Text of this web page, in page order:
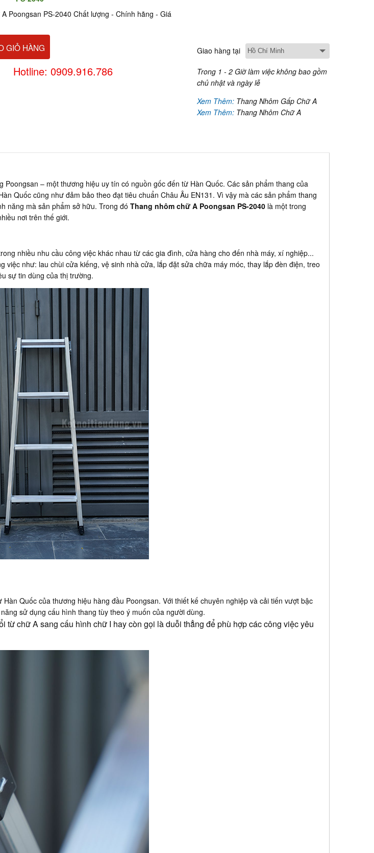
Poongsan PS-2040 Chất lượng - Chính hãng - Giá
GIỎ HÀNG
Hotline: 0909.916.786
Giao hàng tại
Trong 1 - 2 Giờ làm việc không bao gồm
chủ nhật và ngày lễ
Xem Thêm: Thang Nhôm Gấp Chữ A
Xem Thêm: Thang Nhôm Chữ A
Poongsan – một thương hiệu uy tín có nguồn gốc đến từ Hàn Quốc. Các sản phẩm thang của
Quốc cũng như đảm bảo theo đạt tiêu chuẩn Châu Âu EN131. Vì vậy mà các sản phẩm thang
năng mà sản phẩm sở hữu. Trong đó Thang nhôm chữ A Poongsan PS-2040 là một trong
nơi trên thế giới.
nhiều nhu cầu công việc khác nhau từ các gia đình, cửa hàng cho đến nhà máy, xí nghiệp...
như: lau chùi cửa kiếng, vệ sinh nhà cửa, lắp đặt sửa chữa máy móc, thay lắp đèn điện, treo
sự tin dùng của thị trường.
Quốc của thương hiệu hàng đầu Poongsan. Với thiết kế chuyên nghiệp và cải tiến vượt bậc
sử dụng cấu hình thang tùy theo ý muốn của người dùng.
chữ A sang cấu hình chữ I hay còn gọi là duỗi thẳng để phù hợp các công việc yêu